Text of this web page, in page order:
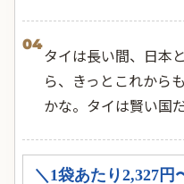
04
タイは長い間、日本
ら、きっとこれから
かな。タイは賢い国